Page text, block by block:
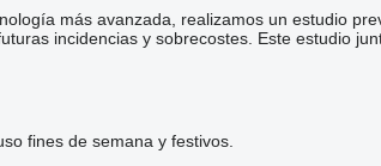
más avanzada, realizamos un estudio
incidencias y sobrecostes. Este estudio
fines de semana y festivos.